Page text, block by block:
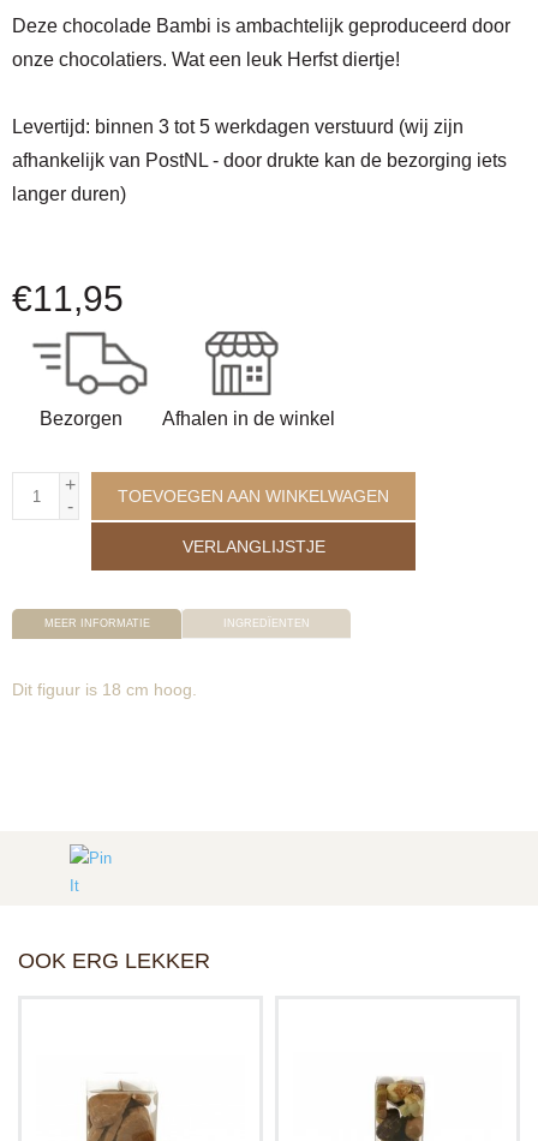
Deze chocolade Bambi is ambachtelijk geproduceerd door
onze chocolatiers. Wat een leuk Herfst diertje!
Levertijd: binnen 3 tot 5 werkdagen verstuurd (wij zijn
afhankelijk van PostNL - door drukte kan de bezorging iets
langer duren)
€11,95
Bezorgen Afhalen in de winkel
+
-
TOEVOEGEN AAN WINKELWAGEN
VERLANGLIJSTJE
MEER INFORMATIE INGREDÏENTEN
Dit figuur is 18 cm hoog.
OOK ERG LEKKER